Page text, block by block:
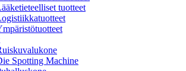
tuotteet
Spotting Machine